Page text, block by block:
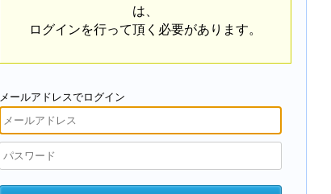
は、
ログインを行って頂く必要があります。
メールアドレスでログイン